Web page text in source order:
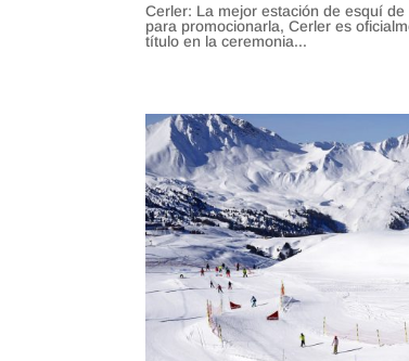
Cerler: La mejor estación de esquí
para promocionarla, Cerler es
título en la ceremonia...